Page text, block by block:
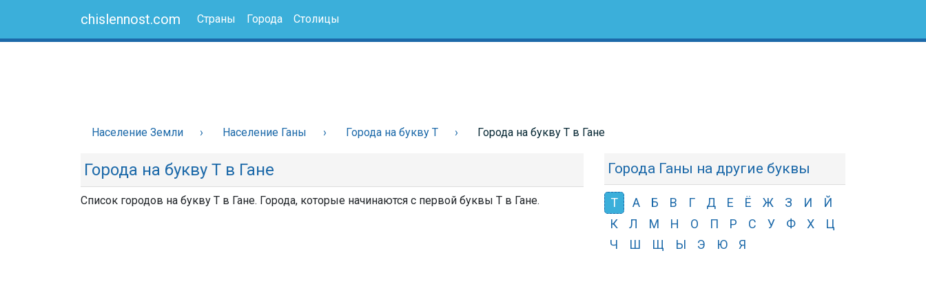
chislennost.com Страны Города Столицы
Население Земли Население Ганы Города на букву Т Города на букву Т в Гане
Города на букву Т в Гане
Список городов на букву Т в Гане. Города, которые начинаются с первой буквы Т в Гане.
Города Ганы на другие буквы
Т А Б В Г Д Е Ё Ж З И
Й
К
Л М Н О П Р С У Ф Х
Ц
Ч
Ш Щ Ы Э Ю Я